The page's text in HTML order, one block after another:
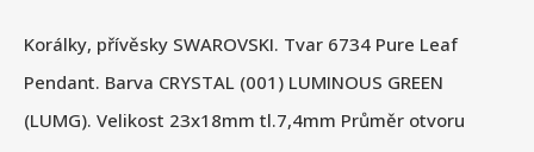
Korálky, přívěsky SWAROVSKI. Tvar 6734 Pure Leaf
Pendant. Barva CRYSTAL (001) LUMINOUS GREEN
(LUMG). Velikost 23x18mm tl.7,4mm Průměr otvoru